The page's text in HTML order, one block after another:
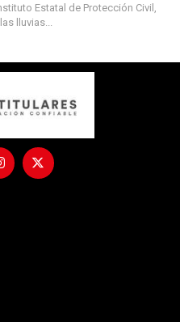
Estatal de Protección Civil,
lluvias...